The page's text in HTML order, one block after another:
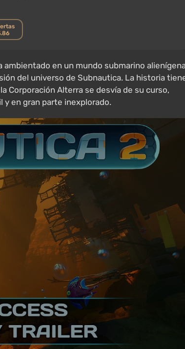
en un mundo submarino
del universo de Subnautica. La historia
Corporación Alterra se desvía de su curso,
y en gran parte inexplorado.